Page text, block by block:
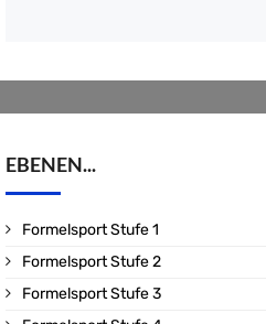
EBENEN...
Formelsport Stufe 1
Formelsport Stufe 2
Formelsport Stufe 3